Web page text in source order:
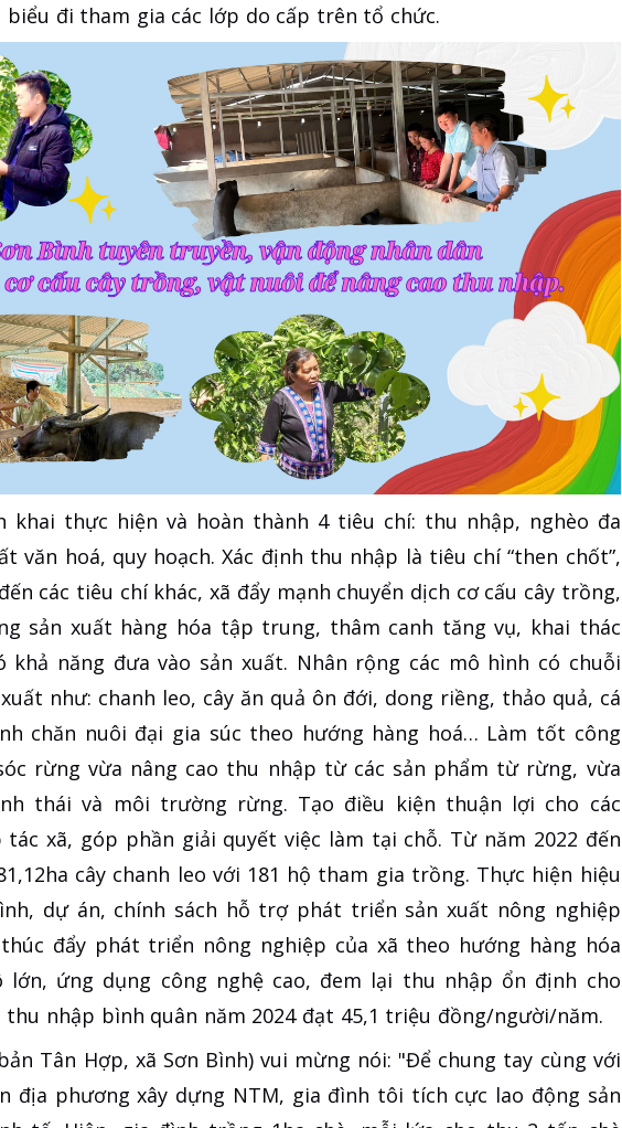
đi tham gia các lớp do cấp trên tổ chức.
khai thực hiện và hoàn thành 4 tiêu chí: thu nhập, nghèo đa
văn hoá, quy hoạch. Xác định thu nhập là tiêu chí “then chốt”,
các tiêu chí khác, xã đẩy mạnh chuyển dịch cơ cấu cây trồng,
sản xuất hàng hóa tập trung, thâm canh tăng vụ, khai thác
năng đưa vào sản xuất. Nhân rộng các mô hình có chuỗi
như: chanh leo, cây ăn quả ôn đới, dong riềng, thảo quả, cá
chăn nuôi đại gia súc theo hướng hàng hoá… Làm tốt công
rừng vừa nâng cao thu nhập từ các sản phẩm từ rừng, vừa
thái và môi trường rừng. Tạo điều kiện thuận lợi cho các
tác xã, góp phần giải quyết việc làm tại chỗ. Từ năm 2022 đến
cây chanh leo với 181 hộ tham gia trồng. Thực hiện hiệu
dự án, chính sách hỗ trợ phát triển sản xuất nông nghiệp
đẩy phát triển nông nghiệp của xã theo hướng hàng hóa
ứng dụng công nghệ cao, đem lại thu nhập ổn định cho
thu nhập bình quân năm 2024 đạt 45,1 triệu đồng/người/năm.
Tân Hợp, xã Sơn Bình) vui mừng nói: "Để chung tay cùng với
địa phương xây dựng NTM, gia đình tôi tích cực lao động sản